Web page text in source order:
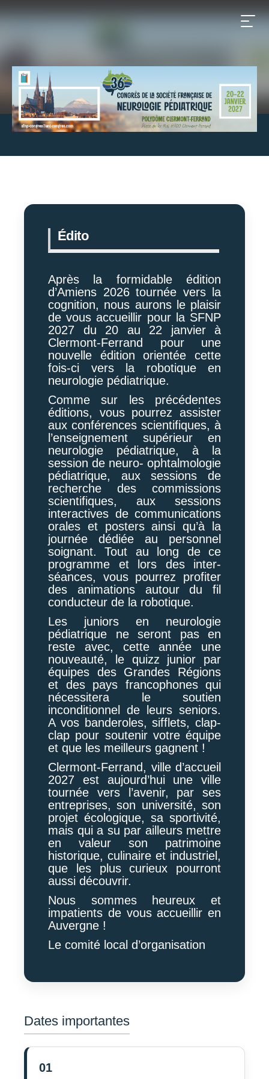
Édito
Après la formidable édition
d’Amiens 2026 tournée vers la
cognition, nous aurons le plaisir
de vous accueillir pour la SFNP
2027 du 20 au 22 janvier à
Clermont-Ferrand pour une
nouvelle édition orientée cette
fois-ci vers la robotique en
neurologie pédiatrique.
Comme sur les précédentes
éditions, vous pourrez assister
aux conférences scientifiques, à
l’enseignement supérieur en
neurologie pédiatrique, à la
session de neuro- ophtalmologie
pédiatrique, aux sessions de
recherche des commissions
scientifiques, aux sessions
interactives de communications
orales et posters ainsi qu’à la
journée dédiée au personnel
soignant. Tout au long de ce
programme et lors des inter-
séances, vous pourrez profiter
des animations autour du fil
conducteur de la robotique.
Les juniors en neurologie
pédiatrique ne seront pas en
reste avec, cette année une
nouveauté, le quizz junior par
équipes des Grandes Régions
et des pays francophones qui
nécessitera le soutien
inconditionnel de leurs seniors.
A vos banderoles, sifflets, clap-
clap pour soutenir votre équipe
et que les meilleurs gagnent !
Clermont-Ferrand, ville d’accueil
2027 est aujourd’hui une ville
tournée vers l’avenir, par ses
entreprises, son université, son
projet écologique, sa sportivité,
mais qui a su par ailleurs mettre
en valeur son patrimoine
historique, culinaire et industriel,
que les plus curieux pourront
aussi découvrir.
Nous sommes heureux et
impatients de vous accueillir en
Auvergne !
Le comité local d’organisation
Dates importantes
01